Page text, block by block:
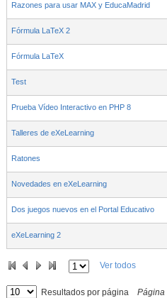
Razones para usar MAX y EducaMadrid
Fórmula LaTeX 2
Fórmula LaTeX
Test
Prueba Vídeo Interactivo en PHP 8
Talleres de eXeLearning
Ratones
Novedades en eXeLearning
Dos juegos nuevos en el Portal Educativo
eXeLearning 2
Ver todos
Resultados por página Página